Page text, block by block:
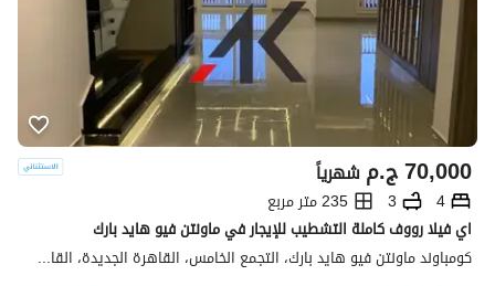
ج.م70,000 شهرياً
4
3
235 متر مربع
اي فيلا رووف كاملة التشطيب للإيجار في ماونتن فيو هايد بارك
كومباوند ماونتن فيو هايد بارك، التجمع الخامس، القاهرة الجديدة، القاهرة